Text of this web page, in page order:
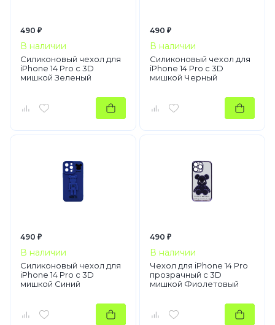
490 ₽
В наличии
Силиконовый чехол для
iPhone 14 Pro с 3D
мишкой Зеленый
490 ₽
В наличии
Силиконовый чехол для
iPhone 14 Pro с 3D
мишкой Черный
490 ₽
В наличии
Силиконовый чехол для
iPhone 14 Pro с 3D
мишкой Синий
490 ₽
В наличии
Чехол для iPhone 14 Pro
прозрачный с 3D
мишкой Фиолетовый